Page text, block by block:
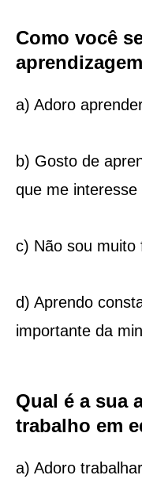
Como você
a) Adoro
b) Gosto de
que me interesse
c) Não sou muito
d) Aprendo
importante da
Qual é a sua
trabalho em
a) Adoro